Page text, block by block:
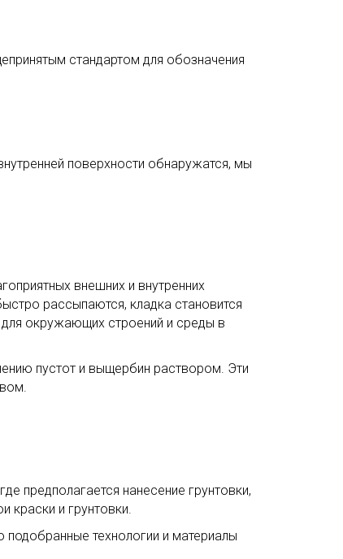
стандартом для обозначения
поверхности обнаружатся, мы
внешних и внутренних
рассыпаются, кладка становится
окружающих строений и среды в
пустот и выщербин раствором. Эти
предполагается нанесение грунтовки,
краски и грунтовки.
технологии и материалы